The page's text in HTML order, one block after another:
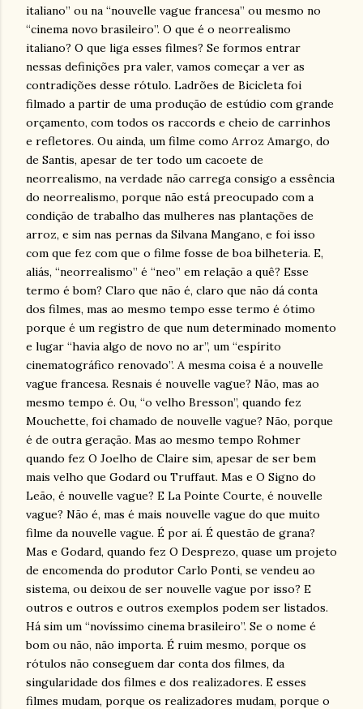
italiano” ou na “nouvelle vague francesa” ou mesmo no
“cinema novo brasileiro”. O que é o neorrealismo
italiano? O que liga esses filmes? Se formos entrar
nessas definições pra valer, vamos começar a ver as
contradições desse rótulo. Ladrões de Bicicleta foi
filmado a partir de uma produção de estúdio com grande
orçamento, com todos os raccords e cheio de carrinhos
e refletores. Ou ainda, um filme como Arroz Amargo, do
de Santis, apesar de ter todo um cacoete de
neorrealismo, na verdade não carrega consigo a essência
do neorrealismo, porque não está preocupado com a
condição de trabalho das mulheres nas plantações de
arroz, e sim nas pernas da Silvana Mangano, e foi isso
com que fez com que o filme fosse de boa bilheteria. E,
aliás, “neorrealismo” é “neo” em relação a quê? Esse
termo é bom? Claro que não é, claro que não dá conta
dos filmes, mas ao mesmo tempo esse termo é ótimo
porque é um registro de que num determinado momento
e lugar “havia algo de novo no ar”, um “espírito
cinematográfico renovado”. A mesma coisa é a nouvelle
vague francesa. Resnais é nouvelle vague? Não, mas ao
mesmo tempo é. Ou, “o velho Bresson”, quando fez
Mouchette, foi chamado de nouvelle vague? Não, porque
é de outra geração. Mas ao mesmo tempo Rohmer
quando fez O Joelho de Claire sim, apesar de ser bem
mais velho que Godard ou Truffaut. Mas e O Signo do
Leão, é nouvelle vague? E La Pointe Courte, é nouvelle
vague? Não é, mas é mais nouvelle vague do que muito
filme da nouvelle vague. É por aí. É questão de grana?
Mas e Godard, quando fez O Desprezo, quase um projeto
de encomenda do produtor Carlo Ponti, se vendeu ao
sistema, ou deixou de ser nouvelle vague por isso? E
outros e outros e outros exemplos podem ser listados.
Há sim um “novíssimo cinema brasileiro”. Se o nome é
bom ou não, não importa. É ruim mesmo, porque os
rótulos não conseguem dar conta dos filmes, da
singularidade dos filmes e dos realizadores. E esses
filmes mudam, porque os realizadores mudam, porque o